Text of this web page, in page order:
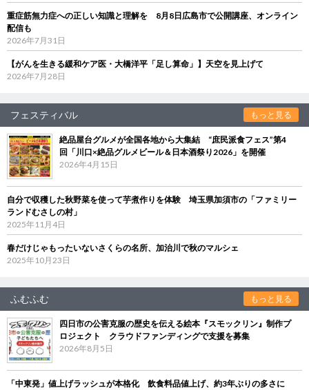
重症筋無力症への正しい知識と理解を 8月8日広島市で公開講座、オンライン
配信も
2026年7月31日
【がんを生きる緩和ケア医・大橋洋平「足し算命」】天空を見上げて
2026年7月28日
フェスティバル もっと見る
絶品屋台グルメが全国各地から大集結 “庶民派食フェス”第4
回「川口×絶品グルメビール＆日本酒祭り2026」を開催
2026年4月15日
自分で収穫した秋野菜を使って芋煮作りを体験 埼玉県加須市の「ファミリー
ランドむさしの村」
2025年11月4日
春だけじゃもったいないさくらの名所、加治川で秋のマルシェ
2025年10月23日
ふむふむ もっと見る
四日市の公害克服の歴史を伝える絵本『スモックリン』制作プ
ロジェクト クラウドファンディングで支援を募集
2026年8月5日
「中東発」値上げラッシュが本格化 飲食料品値上げ、約3年ぶりの多さに